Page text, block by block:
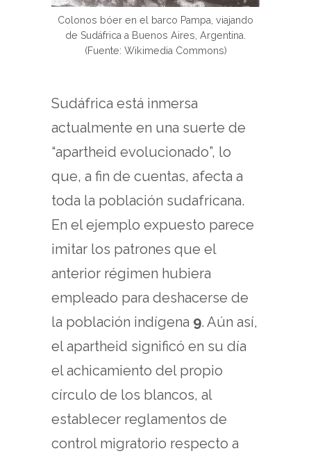
Colonos bóer en el barco Pampa, viajando
de Sudáfrica a Buenos Aires, Argentina.
(Fuente: Wikimedia Commons)
Sudáfrica está inmersa
actualmente en una suerte de
“apartheid evolucionado”, lo
que, a fin de cuentas, afecta a
toda la población sudafricana.
En el ejemplo expuesto parece
imitar los patrones que el
anterior régimen hubiera
empleado para deshacerse de
la población indígena 9. Aún así,
el apartheid significó en su día
el achicamiento del propio
círculo de los blancos, al
establecer reglamentos de
control migratorio respecto a